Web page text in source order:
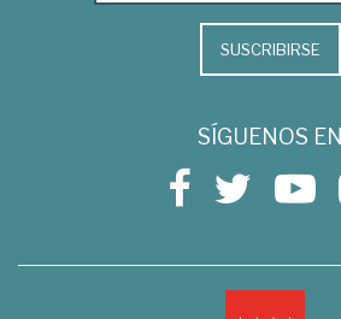
SUSCRIBIRSE
SÍGUENOS EN